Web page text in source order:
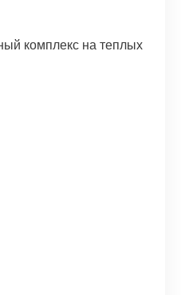
комплекс на теплых